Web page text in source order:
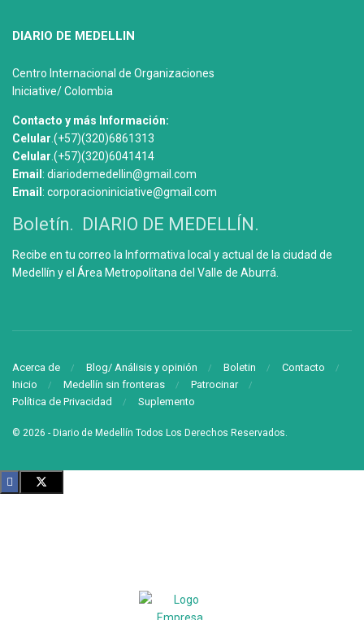
DIARIO DE MEDELLIN
Centro Internacional de Organizaciones
Iniciative/ Colombia
Contacto y más Información:
Celular .(+57)(320)6861313
Celular .(+57)(320)6041414
Email : diariodemedellin@gmail.com
Email : corporacioniniciative@gmail.com
Boletín. DIARIO DE MEDELLÍN.
Recibe en tu correo la Informativa local y actual de la ciudad de
Medellín y el Área Metropolitana del Valle de Aburrá.
Acerca de Blog/ Análisis y opinión Boletin
Contacto
Inicio
Medellín sin fronteras
Patrocinar
Política de Privacidad
Suplemento
© 2026 - Diario de Medellín Todos Los Derechos Reservados.